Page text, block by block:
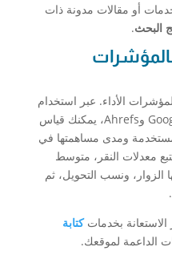
أو مقالات مدونة ذات
البحث.
الأداء. عبر استخدام
أدوات مثل Google Search Console وAhrefs، يمكنك قياس
ومدى مساهمتها في
معدلات النقر، متوسط
الزوار، ونسب التحويل، ثم
بخدماتكتابة
الداعمة لموقعك.